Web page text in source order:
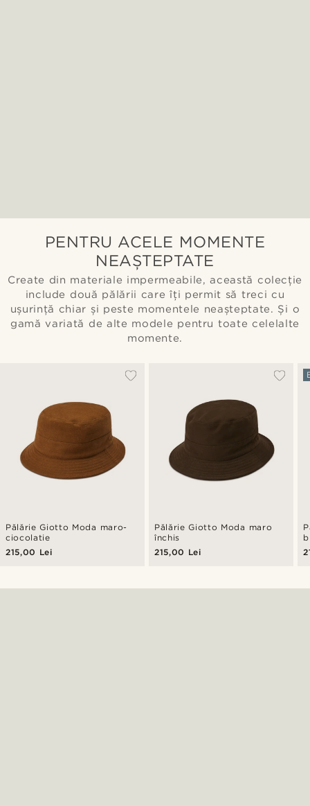
PENTRU ACELE MOMENTE
NEAȘTEPTATE
Create din materiale impermeabile, această colecție
include două pălării care îți permit să treci cu
ușurință chiar și peste momentele neașteptate. Și o
gamă variată de alte modele pentru toate celelalte
momente.
Pălărie Giotto Moda maro-
ciocolatie
215,00 Lei
Pălărie Giotto Moda maro
închis
215,00 Lei